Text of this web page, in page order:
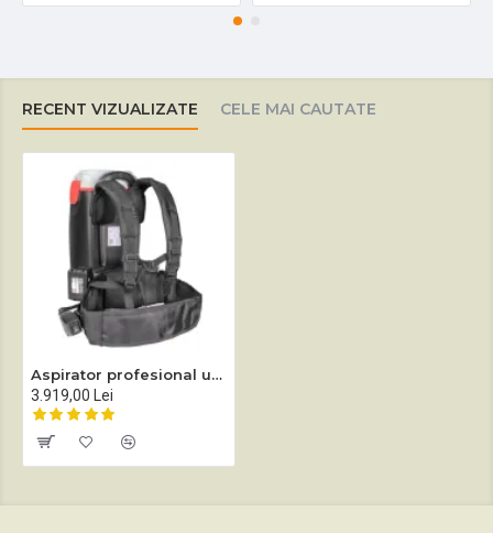
RECENT VIZUALIZATE CELE MAI CAUTATE
Aspirator profesional uscat tip rucsac Sprintus BoostiX cu cablu sau acumulatori
3.919,00 Lei